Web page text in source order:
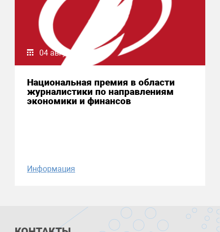
04 августа 2026
Национальная премия в области
журналистики по направлениям
экономики и финансов
Информация